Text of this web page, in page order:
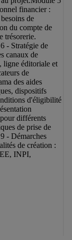
financier :
de
du compte de
trésorerie.
- Stratégie de
canaux de
ligne éditoriale et
de
des aides
dispositifs
d'éligibilité
différents
de prise de
- Démarches
de création :
INPI,